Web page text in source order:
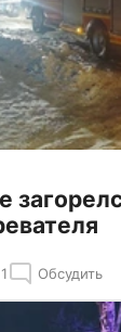
1 Обсудить